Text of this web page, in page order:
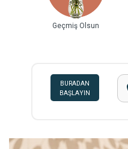
Doğum Günü
BURADAN
BAŞLAYIN